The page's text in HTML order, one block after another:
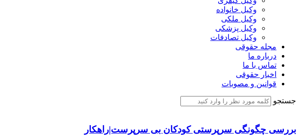
وکیل خانواده
وکیل ملکی
وکیل پزشکی
وکیل تصادفات
مجله حقوقی
درباره ما
تماس با ما
اخبار حقوقی
قوانین و مصوبات
جستجو
بررسی چگونگی سرپرستی کودکان بی سرپرست|راهکار